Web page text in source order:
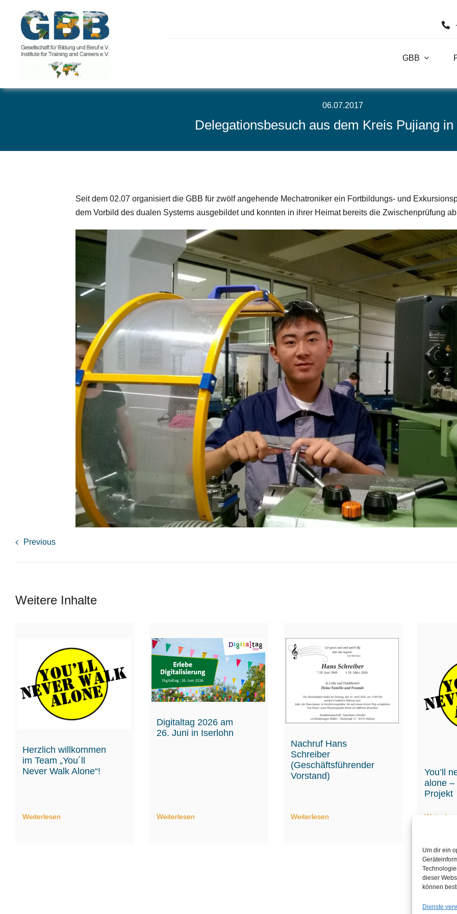
Um dir ein
dieser
können
Dienste
content
GBB
06.07.2017
Delegationsbesuch aus dem Kreis Pujiang in
Seit dem 02.07 organisiert die GBB für zwölf angehende Mechatroniker ein Fortbildungs- und
dem Vorbild des dualen Systems ausgebildet und konnten in ihrer Heimat bereits die Zwischenprüfung
Previous
Weitere Inhalte
Herzlich willkommen
im Team „You´ll
Never Walk Alone“!
Weiterlesen
Digitaltag 2026 am
26. Juni in Iserlohn
Weiterlesen
Nachruf Hans
Schreiber
(Geschäftsführender
Vorstand)
Weiterlesen
You’ll
alone –
Projekt